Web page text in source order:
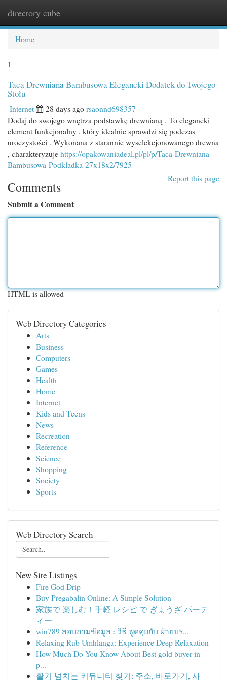
directory cube
Home
1
Taca Drewniana Bambusowa Elegancki Dodatek do Twojego
Stołu
Internet 28 days agorsaonnd698357
Dodaj do swojego wnętrza podstawkę drewnianą . To elegancki
element funkcjonalny , który idealnie sprawdzi się podczas
uroczystości . Wykonana z starannie wyselekcjonowanego drewna
, charakteryzujehttps://opakowaniadeal.pl/pl/p/Taca-Drewniana-
Bambusowa-Podkladka-27x18x2/7925
Report this page
Comments
Submit a Comment
HTML is allowed
Web Directory Categories
Arts
Business
Computers
Games
Health
Home
Internet
Kids and Teens
News
Recreation
Reference
Science
Shopping
Society
Sports
Web Directory Search
New Site Listings
Fire God Drip
Buy Pregabalin Online: A Simple Solution
家族で 楽しむ！手軽 レシピ で ぎょうざ パーテ
ィー
win789 สอบถามข้อมูล : วิธี พูดคุยกับ ฝ่ายบร...
Relaxing Rub Umhlanga: Experience Deep Relaxation
How Much Do You Know About Best gold buyer in
p...
활기 넘치는 커뮤니티 찾기: 주소, 바로가기, 사